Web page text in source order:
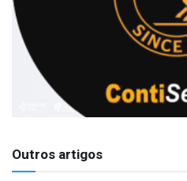
Outros artigos